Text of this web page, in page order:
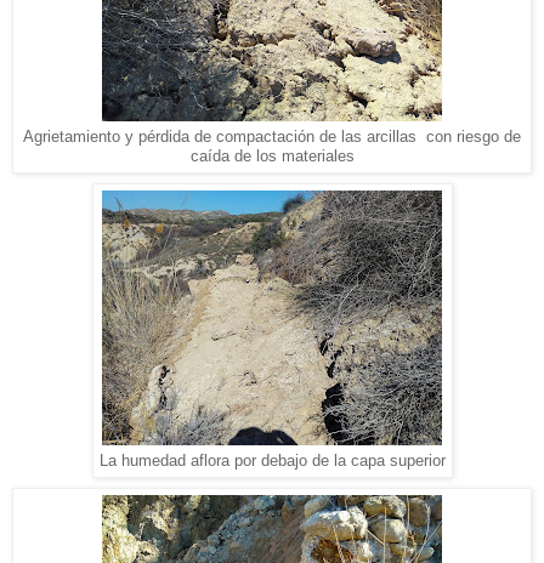
Agrietamiento y pérdida de compactación de las arcillas con riesgo de
caída de los materiales
La humedad aflora por debajo de la capa superior